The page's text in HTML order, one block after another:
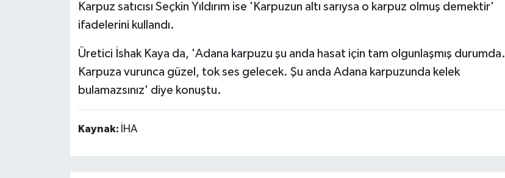
Karpuz satıcısı Seçkin Yıldırım ise 'Karpuzun altı sarıysa o karpuz olmuş demektir'
ifadelerini kullandı.
Üretici İshak Kaya da, 'Adana karpuzu şu anda hasat için tam olgunlaşmış durumda.
Karpuza vurunca güzel, tok ses gelecek. Şu anda Adana karpuzunda kelek
bulamazsınız' diye konuştu.
Kaynak: İHA